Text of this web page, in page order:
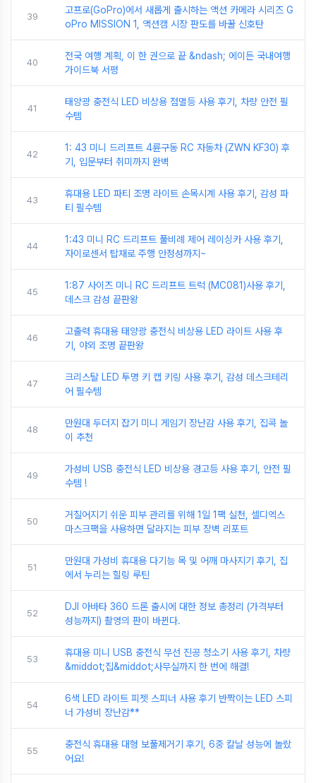
39
고프로(GoPro)에서 새롭게 출시하는 액션 카메라 시리즈 G
oPro MISSION 1, 액션캠 시장 판도를 바꿀 신호탄
40
전국 여행 계획, 이 한 권으로 끝 &ndash; 에이든 국내여행
가이드북 서평
41
태양광 충전식 LED 비상용 점멸등 사용 후기, 차량 안전 필
수템
42
1: 43 미니 드리프트 4륜구동 RC 자동차 (ZWN KF30) 후
기, 입문부터 취미까지 완벽
43
휴대용 LED 파티 조명 라이트 손목시계 사용 후기, 감성 파
티 필수템
44
1:43 미니 RC 드리프트 풀비례 제어 레이싱카 사용 후기,
자이로센서 탑재로 주행 안정성까지~
45
1:87 사이즈 미니 RC 드리프트 트럭 (MC081)사용 후기,
데스크 감성 끝판왕
46
고출력 휴대용 태양광 충전식 비상용 LED 라이트 사용 후
기, 야외 조명 끝판왕
47
크리스탈 LED 투명 키 캡 키링 사용 후기, 감성 데스크테리
어 필수템
48
만원대 두더지 잡기 미니 게임기 장난감 사용 후기, 집콕 놀
이 추천
49
가성비 USB 충전식 LED 비상용 경고등 사용 후기, 안전 필
수템 !
50
거칠어지기 쉬운 피부 관리를 위해 1일 1팩 실천, 셀디엑스
마스크팩을 사용하면 달라지는 피부 장벽 리포트
51
만원대 가성비 휴대용 다기능 목 및 어깨 마사지기 후기, 집
에서 누리는 힐링 루틴
52
DJI 아바타 360 드론 출시에 대한 정보 총정리 (가격부터
성능까지) 촬영의 판이 바뀐다.
53
휴대용 미니 USB 충전식 무선 진공 청소기 사용 후기, 차량
&middot;집&middot;사무실까지 한 번에 해결!
54
6색 LED 라이트 피젯 스피너 사용 후기 반짝이는 LED 스피
너 가성비 장난감**
55
충전식 휴대용 대형 보풀제거기 후기, 6중 칼날 성능에 놀랐
어요!